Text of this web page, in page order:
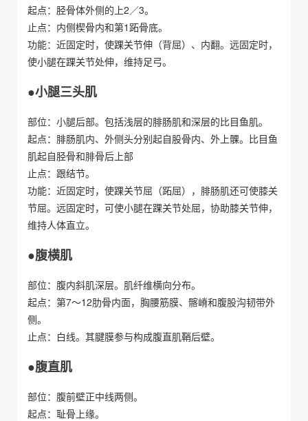
起点：胫骨体外侧的上2／3。
止点：内侧楔骨内和第1跖骨底。
功能：近固定时，使踝关节伸（背屈）、内翻。远固定时，
使小腿在踝关节处伸，维持足弓。
●小腿三头肌
部位：小腿后部。包括浅层的腓肠肌和深层的比目鱼肌。
起点：腓肠肌内、外侧头分别起自股骨内、外上髁。比目鱼
肌起自胫骨和腓骨后上部
止点：跟结节。
功能：近固定时，使踝关节屈（跖屈），腓肠肌还可使膝关
节屈。远固定时，可使小腿在踝关节处屈，协助膝关节伸，
维持人体直立。
●腹横肌
部位：腹内斜肌深层。肌纤维横向分布。
起点：第7～12肋骨内面，胸腰筋膜、髂嵴和腹股沟韧带外
侧。
止点：白线。其腱膜参与构成腹直肌鞘后壁。
●腹直肌
部位：腹前壁正中线两侧。
起点：耻骨上缘。